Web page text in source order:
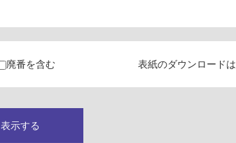
廃番を含む 表紙のダウンロードは
表示する